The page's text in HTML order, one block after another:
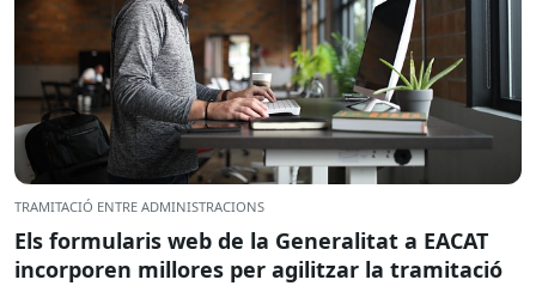
TRAMITACIÓ ENTRE ADMINISTRACIONS
Els formularis web de la Generalitat a EACAT
incorporen millores per agilitzar la tramitació